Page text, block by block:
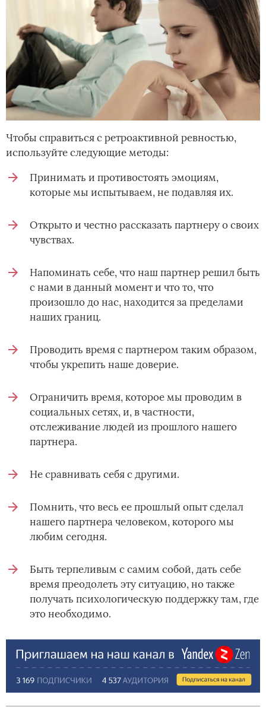
Чтобы справиться с ретроактивной ревностью,
используйте следующие методы:
Принимать и противостоять эмоциям,
которые мы испытываем, не подавляя их.
Открыто и честно рассказать партнеру о своих
чувствах.
Напоминать себе, что наш партнер решил быть
с нами в данный момент и что то, что
произошло до нас, находится за пределами
наших границ.
Проводить время с партнером таким образом,
чтобы укрепить наше доверие.
Ограничить время, которое мы проводим в
социальных сетях, и, в частности,
отслеживание людей из прошлого нашего
партнера.
Не сравнивать себя с другими.
Помнить, что весь ее прошлый опыт сделал
нашего партнера человеком, которого мы
любим сегодня.
Быть терпеливым с самим собой, дать себе
время преодолеть эту ситуацию, но также
получать психологическую поддержку там, где
это необходимо.